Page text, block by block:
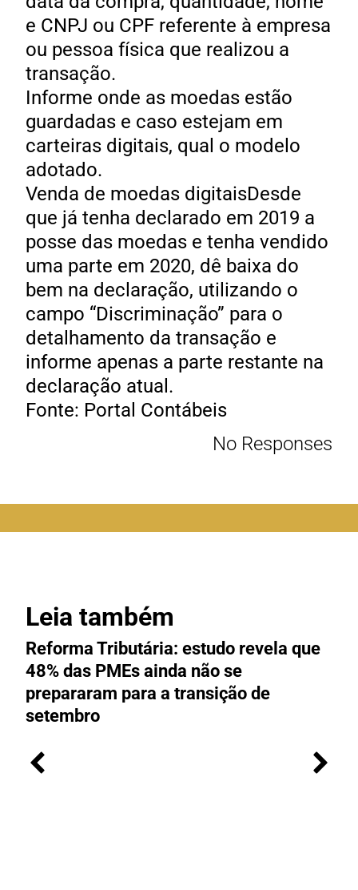
e CNPJ ou CPF referente à empresa
ou pessoa física que realizou a
transação.
Informe onde as moedas estão
guardadas e caso estejam em
carteiras digitais, qual o modelo
adotado.
Venda de moedas digitaisDesde
que já tenha declarado em 2019 a
posse das moedas e tenha vendido
uma parte em 2020, dê baixa do
bem na declaração, utilizando o
campo “Discriminação” para o
detalhamento da transação e
informe apenas a parte restante na
declaração atual.
Fonte: Portal Contábeis
No Responses
Leia também
Reforma Tributária: estudo revela que
48% das PMEs ainda não se
prepararam para a transição de
setembro